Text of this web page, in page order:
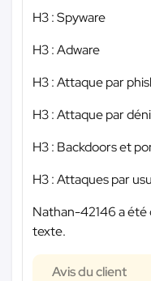
H3 : Spyware
H3 : Adware
H3 : Attaque par
H3 : Attaque par
H3 : Backdoors et
H3 : Attaques par
Nathan-42146 a été
texte.
Avis du client